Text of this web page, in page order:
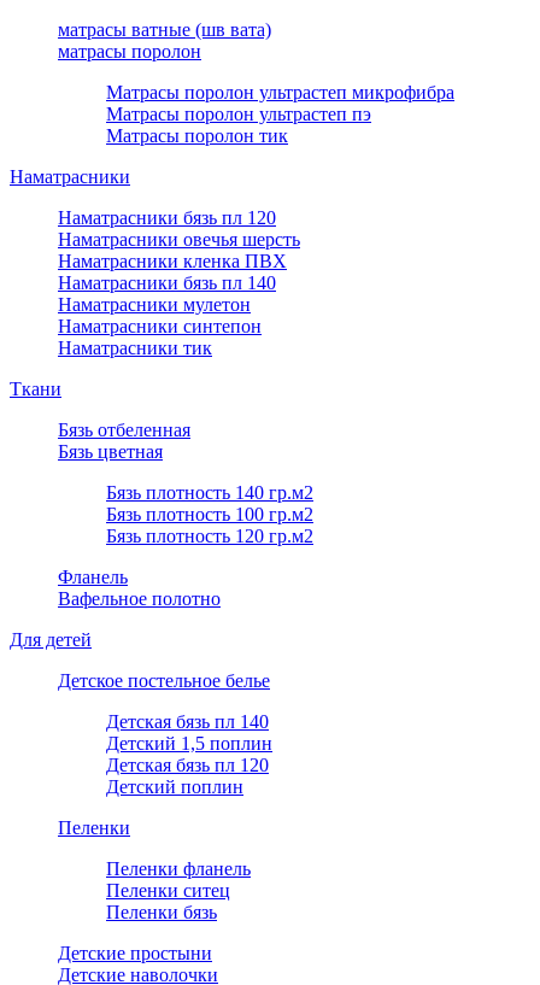
матрасы ватные (шв вата)
матрасы поролон
Матрасы поролон ультрастеп микрофибра
Матрасы поролон ультрастеп пэ
Матрасы поролон тик
Наматрасники
Наматрасники бязь пл 120
Наматрасники овечья шерсть
Наматрасники кленка ПВХ
Наматрасники бязь пл 140
Наматрасники мулетон
Наматрасники синтепон
Наматрасники тик
Ткани
Бязь отбеленная
Бязь цветная
Бязь плотность 140 гр.м2
Бязь плотность 100 гр.м2
Бязь плотность 120 гр.м2
Фланель
Вафельное полотно
Для детей
Детское постельное белье
Детская бязь пл 140
Детский 1,5 поплин
Детская бязь пл 120
Детский поплин
Пеленки
Пеленки фланель
Пеленки ситец
Пеленки бязь
Детские простыни
Детские наволочки